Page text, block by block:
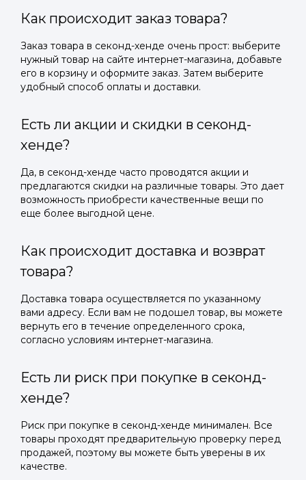
Как происходит заказ товара?
Заказ товара в секонд-хенде очень прост: выберите
нужный товар на сайте интернет-магазина, добавьте
его в корзину и оформите заказ. Затем выберите
удобный способ оплаты и доставки.
Есть ли акции и скидки в секонд-
хенде?
Да, в секонд-хенде часто проводятся акции и
предлагаются скидки на различные товары. Это дает
возможность приобрести качественные вещи по
еще более выгодной цене.
Как происходит доставка и возврат
товара?
Доставка товара осуществляется по указанному
вами адресу. Если вам не подошел товар, вы можете
вернуть его в течение определенного срока,
согласно условиям интернет-магазина.
Есть ли риск при покупке в секонд-
хенде?
Риск при покупке в секонд-хенде минимален. Все
товары проходят предварительную проверку перед
продажей, поэтому вы можете быть уверены в их
качестве.